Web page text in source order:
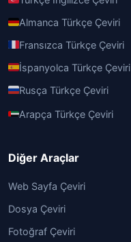
Almanca Türkçe Çeviri
Fransızca Türkçe Çeviri
İspanyolca Türkçe Çeviri
Rusça Türkçe Çeviri
Arapça Türkçe Çeviri
Diğer Araçlar
Web Sayfa Çeviri
Dosya Çeviri
Fotoğraf Çeviri